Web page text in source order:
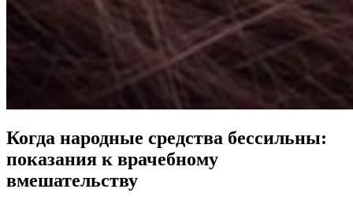
Когда народные средства бессильны:
показания к врачебному
вмешательству